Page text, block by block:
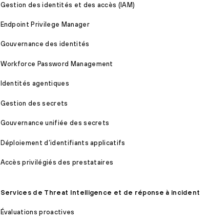
Gestion des identités et des accès (IAM)
Endpoint Privilege Manager
Gouvernance des identités
Workforce Password Management
Identités agentiques
Gestion des secrets
Gouvernance unifiée des secrets
Déploiement d’identifiants applicatifs
Accès privilégiés des prestataires
Services de Threat Intelligence et de réponse à incident
Évaluations proactives